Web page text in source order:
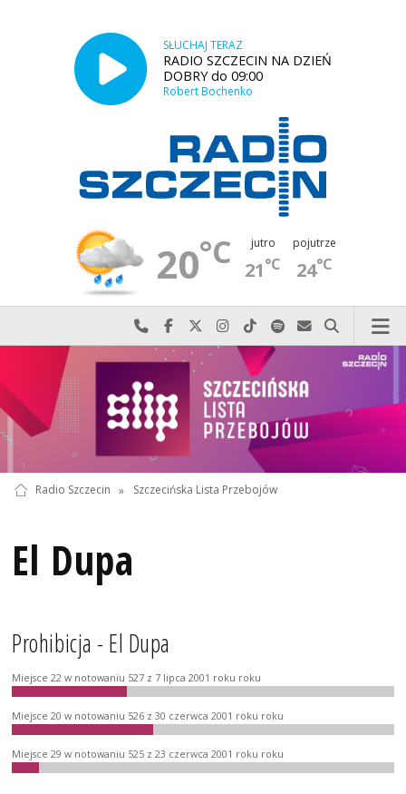
SŁUCHAJ TERAZ
RADIO SZCZECIN NA DZIEŃ
DOBRY do 09:00
Robert Bochenko
20°C jutro
21°C
pojutrze
24°C
Najlepiej po prostu do nas zadzwoń
Odwiedź nas na Facebook-u
Odwiedź nas na X
Odwiedź nas na Instagram-ie
Odwiedź nas na TikTok-u
Szukaj nas na Spotify
Wyślij do nas
Szukaj
Radio Szczecin » Szczecińska Lista Przebojów
El Dupa
Prohibicja - El Dupa
Miejsce 22 w notowaniu 527 z 7 lipca 2001 roku roku
Miejsce 20 w notowaniu 526 z 30 czerwca 2001 roku roku
Miejsce 29 w notowaniu 525 z 23 czerwca 2001 roku roku